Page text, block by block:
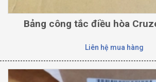
Bảng công tắc điều hòa
Liên hệ mua hàng